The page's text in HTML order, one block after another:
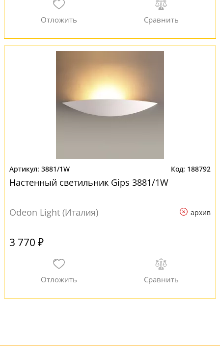
3881/1W 188792
Настенный светильник Gips 3881/1W
Odeon Light (Италия) архив
3 770 ₽